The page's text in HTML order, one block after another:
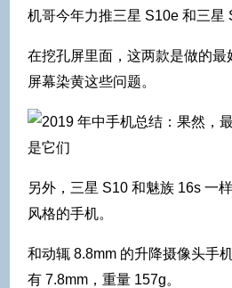
机哥今年力推三星 S10e 和三星
在挖孔屏里面，这两款是做的
屏幕染黄这些问题。
另外，三星 S10 和魅族 16s 一
风格的手机。
和动辄 8.8mm 的升降摄像头手
有 7.8mm，重量 157g。